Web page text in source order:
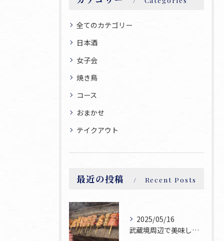
全てのカテゴリー
日本酒
女子会
焼き鳥
コース
おまかせ
テイクアウト
最近の投稿 Recent Posts
2025/05/16
武蔵境周辺で美味しい焼鳥が食べられるお店焼鳥ゆうです♪